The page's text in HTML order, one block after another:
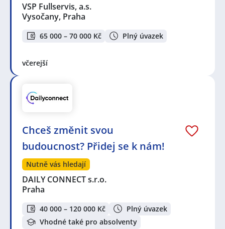
VSP Fullservis, a.s.
Vysočany, Praha
65 000 – 70 000 Kč Plný úvazek
včerejší
Chceš změnit svou
budoucnost? Přidej se k nám!
Nutně vás hledají
DAILY CONNECT s.r.o.
Praha
40 000 – 120 000 Kč
Plný úvazek
Vhodné také pro absolventy